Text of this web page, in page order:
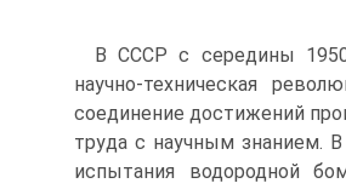
В СССР с середины
научно-техническая
соединение достижений
труда с научным знанием.
испытания водородной